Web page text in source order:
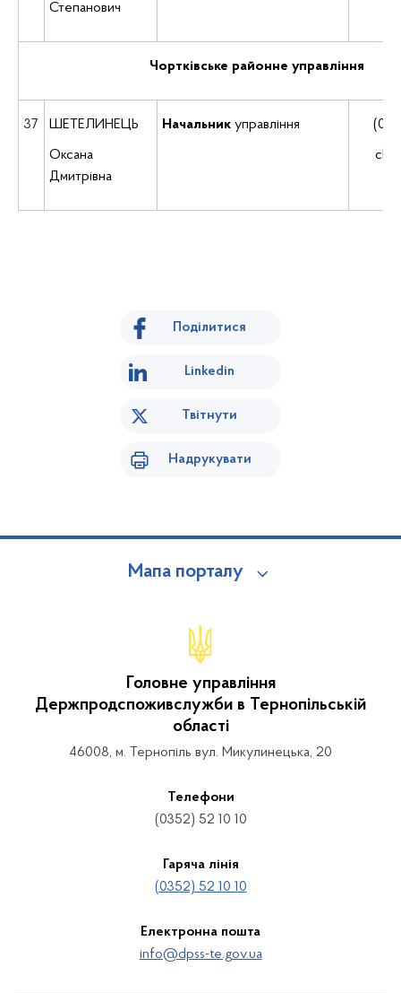
Степанович
Чортківське районне управління
37 ШЕТЕЛИНЕЦЬ
Оксана
Дмитрівна
Начальник управління
Поділитися
Linkedin
Твітнути
Надрукувати
Мапа порталу
Головне управління
Держпродспоживслужби в Тернопільській
області
46008, м. Тернопіль вул. Микулинецька, 20
Телефони
(0352) 52 10 10
Гаряча лінія
(0352) 52 10 10
Електронна пошта
info@dpss-te.gov.ua